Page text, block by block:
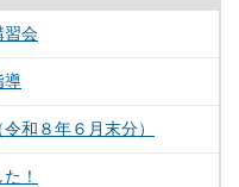
習会
導
和８年６月末分）
！